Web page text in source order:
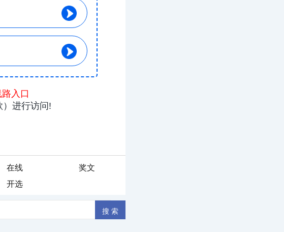
在线
奖文
开选